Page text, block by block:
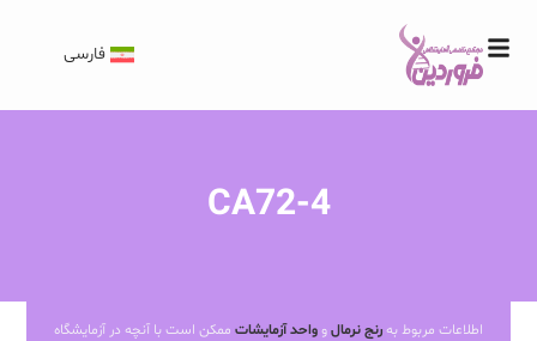
فارسی
CA72-4
اطلاعات مربوط بهرنج نرمالو واحد آزمایشات ممکن است با آنچه در آزمایشگاه